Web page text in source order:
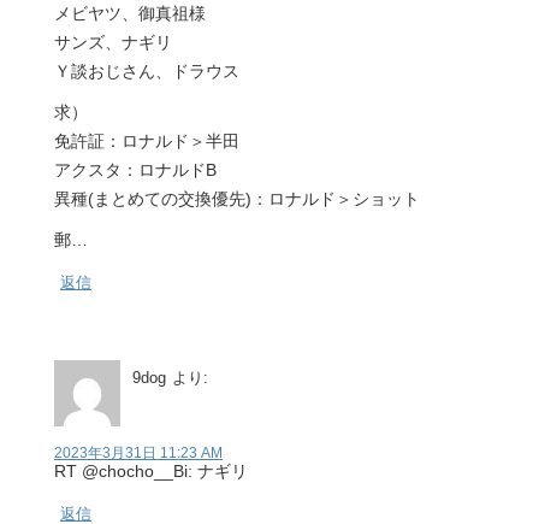
メビヤツ、御真祖様
サンズ、ナギリ
Ｙ談おじさん、ドラウス
求）
免許証：ロナルド＞半田
アクスタ：ロナルドB
異種(まとめての交換優先)：ロナルド＞ショット
郵…
返信
9dog より:
2023年3月31日 11:23 AM
RT @chocho__Bi: ナギリ
返信